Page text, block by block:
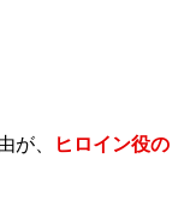
が、
ヒロイン役の